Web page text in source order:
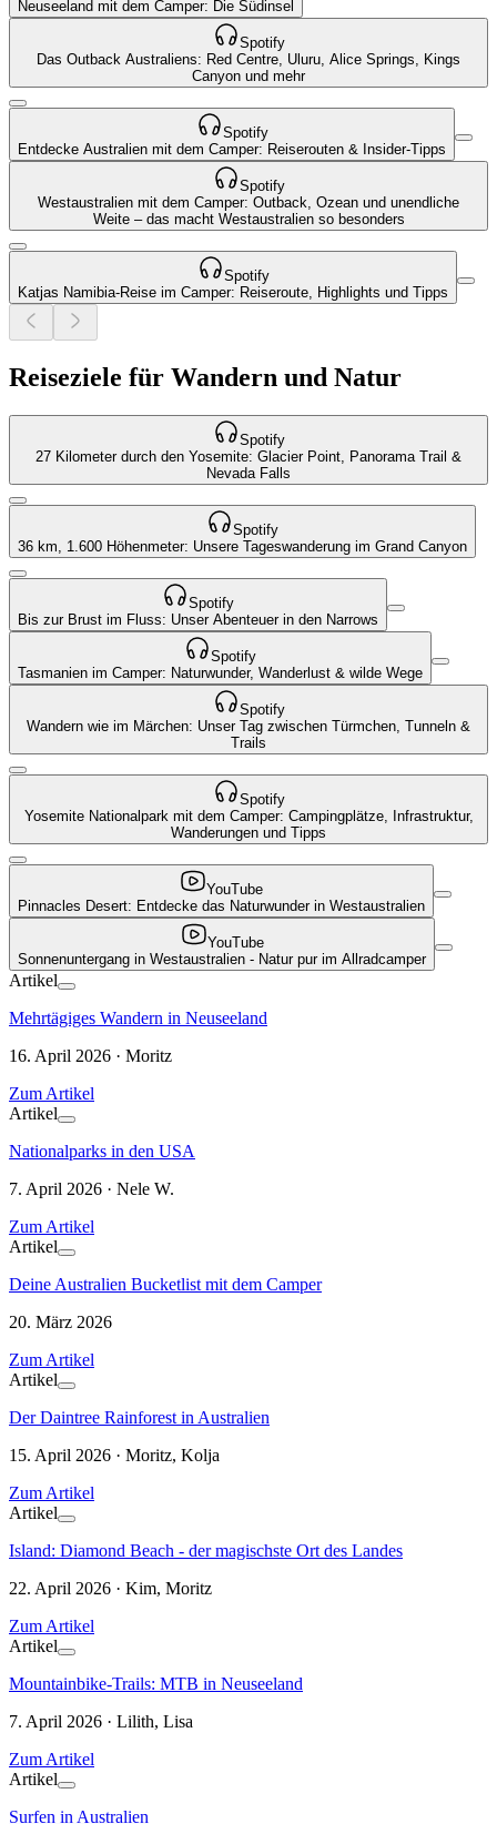
Neuseeland mit dem Camper: Die Südinsel
Spotify
Das Outback Australiens: Red Centre, Uluru, Alice Springs, Kings
Canyon und mehr
Spotify
Entdecke Australien mit dem Camper: Reiserouten & Insider-Tipps
Spotify
Westaustralien mit dem Camper: Outback, Ozean und unendliche
Weite – das macht Westaustralien so besonders
Spotify
Katjas Namibia-Reise im Camper: Reiseroute, Highlights und Tipps
Reiseziele für Wandern und Natur
Spotify
27 Kilometer durch den Yosemite: Glacier Point, Panorama Trail &
Nevada Falls
Spotify
36 km, 1.600 Höhenmeter: Unsere Tageswanderung im Grand Canyon
Spotify
Bis zur Brust im Fluss: Unser Abenteuer in den Narrows
Spotify
Tasmanien im Camper: Naturwunder, Wanderlust & wilde Wege
Spotify
Wandern wie im Märchen: Unser Tag zwischen Türmchen, Tunneln &
Trails
Spotify
Yosemite Nationalpark mit dem Camper: Campingplätze, Infrastruktur,
Wanderungen und Tipps
YouTube
Pinnacles Desert: Entdecke das Naturwunder in Westaustralien
YouTube
Sonnenuntergang in Westaustralien - Natur pur im Allradcamper
Artikel
Mehrtägiges Wandern in Neuseeland
16. April 2026 · Moritz
Zum Artikel
Artikel
Nationalparks in den USA
7. April 2026 · Nele W.
Zum Artikel
Artikel
Deine Australien Bucketlist mit dem Camper
20. März 2026
Zum Artikel
Artikel
Der Daintree Rainforest in Australien
15. April 2026 · Moritz, Kolja
Zum Artikel
Artikel
Island: Diamond Beach - der magischste Ort des Landes
22. April 2026 · Kim, Moritz
Zum Artikel
Artikel
Mountainbike-Trails: MTB in Neuseeland
7. April 2026 · Lilith, Lisa
Zum Artikel
Artikel
Surfen in Australien